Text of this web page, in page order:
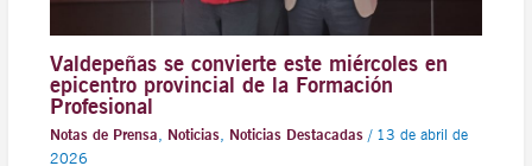
Valdepeñas se convierte este miércoles en
epicentro provincial de la Formación
Profesional
Notas de Prensa, Noticias, Noticias Destacadas/ 13 de abril de
2026